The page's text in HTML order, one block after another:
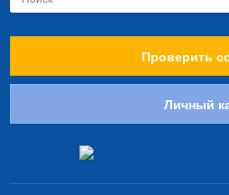
Проверить
Личный